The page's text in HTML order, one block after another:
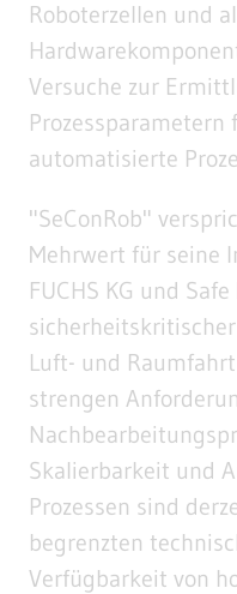
Roboterzellen und
Versuche zur
automatisierte
"SeConRob"
Mehrwert für seine
FUCHS KG und
Luft- und
strengen
Skalierbarkeit und
Prozessen sind
begrenzten
Verfügbarkeit von